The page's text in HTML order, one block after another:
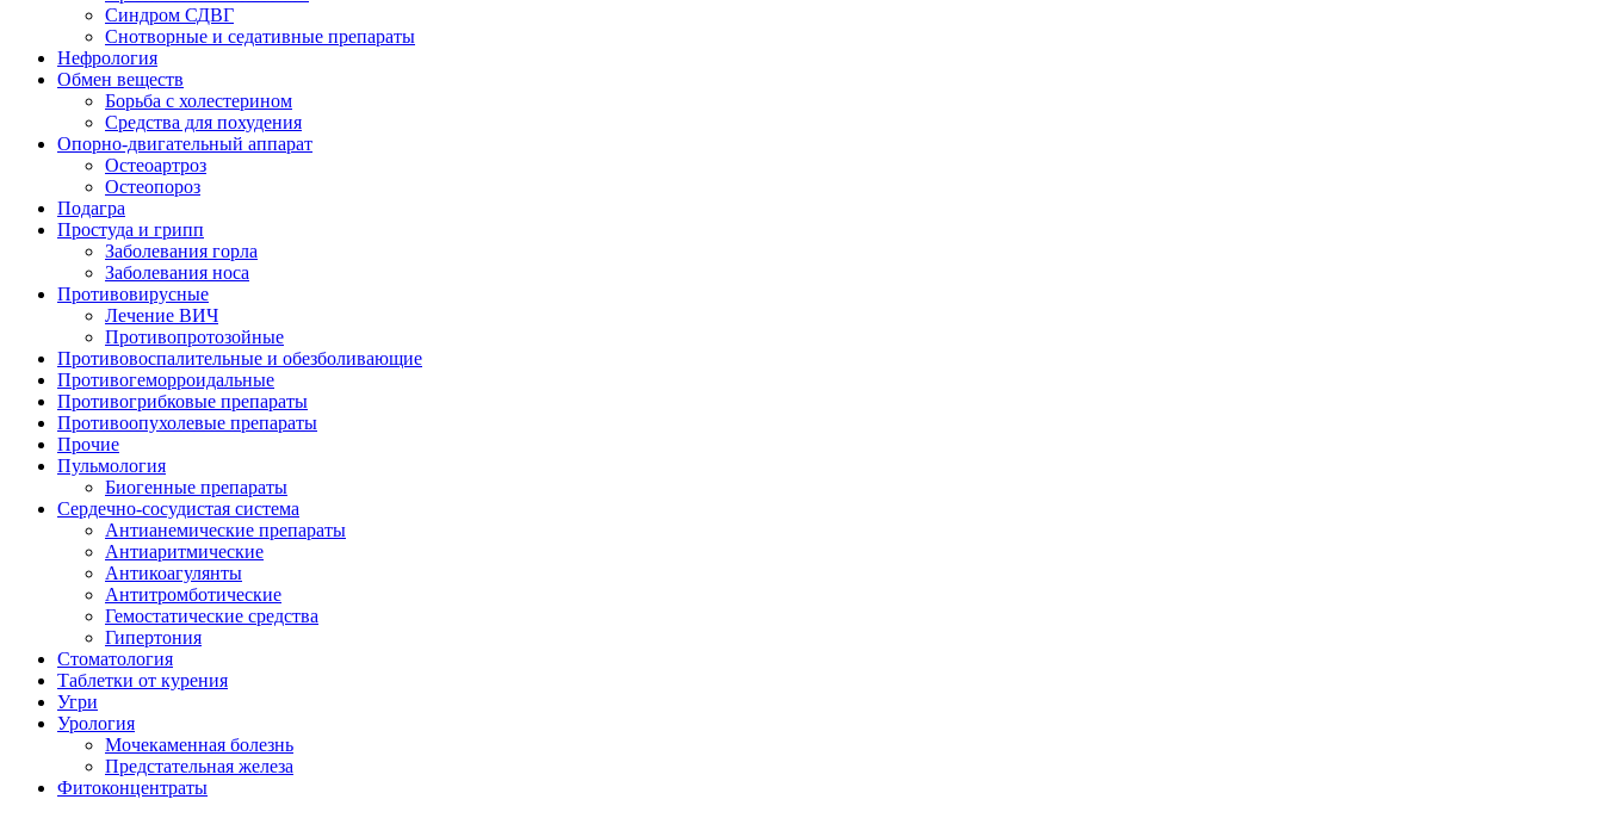
Синдром СДВГ
Снотворные и седативные препараты
Нефрология
Обмен веществ
Борьба с холестерином
Средства для похудения
Опорно-двигательный аппарат
Остеоартроз
Остеопороз
Подагра
Простуда и грипп
Заболевания горла
Заболевания носа
Противовирусные
Лечение ВИЧ
Противопротозойные
Противовоспалительные и обезболивающие
Противогеморроидальные
Противогрибковые препараты
Противоопухолевые препараты
Прочие
Пульмология
Биогенные препараты
Сердечно-сосудистая система
Антианемические препараты
Антиаритмические
Антикоагулянты
Антитромботические
Гемостатические средства
Гипертония
Стоматология
Таблетки от курения
Угри
Урология
Мочекаменная болезнь
Предстательная железа
Фитоконцентраты